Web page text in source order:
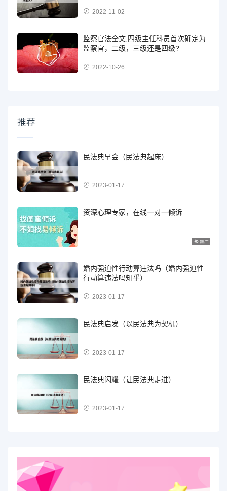
2022-11-02
监察官法全文,四级主任科员首次确定为
监察官，二级，三级还是四级?
2022-10-26
推荐
民法典早会（民法典起床）
2023-01-17
资深心理专家，在线一对一倾诉
婚内强迫性行动算违法吗（婚内强迫性
行动算违法吗知乎）
2023-01-17
民法典启发（以民法典为契机）
2023-01-17
民法典闪耀（让民法典走进）
2023-01-17